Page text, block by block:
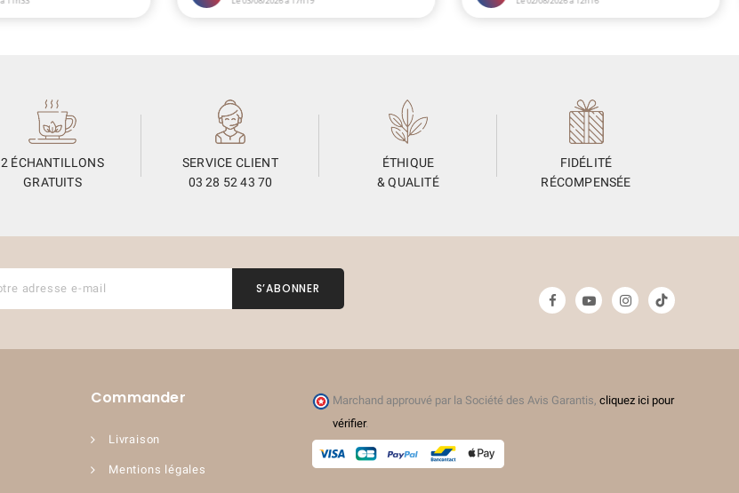
(4 avis)
2 ÉCHANTILLONS
GRATUITS
SERVICE CLIENT
03 28 52 43 70
ÉTHIQUE
& QUALITÉ
FIDÉLITÉ
RÉCOMPENSÉE
Commander
Livraison
Mentions légales
Marchand approuvé par la Société des Avis Garantis, cliquez ici pour
vérifier.